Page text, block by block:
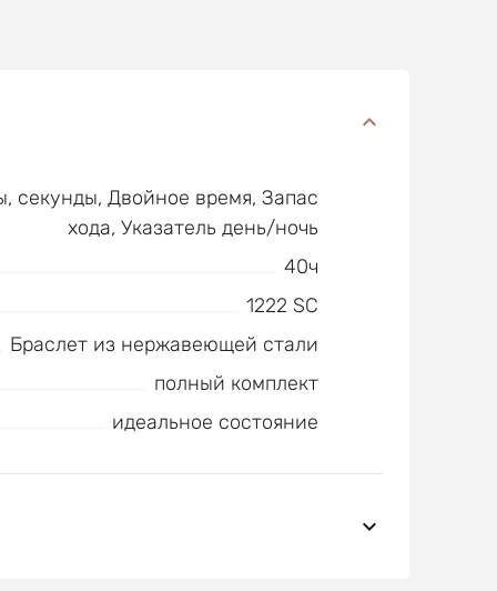
секунды, Двойное время, Запас
хода, Указатель день/ночь
40ч
1222 SC
Браслет из нержавеющей стали
полный комплект
идеальное состояние